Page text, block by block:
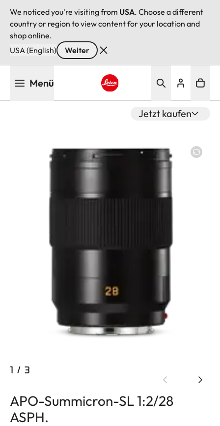
We noticed you're visiting from USA. Choose a different
country or region to view content for your location and
shop online.
USA (English)
Weiter
Menü
Jetzt kaufen
1 / 3
APO-Summicron-SL 1:2/28
ASPH.